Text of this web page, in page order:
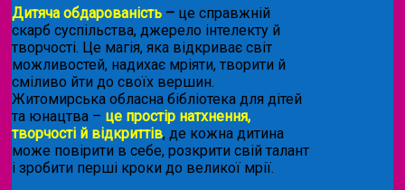
Дитяча обдарованість – це справжній
скарб суспільства, джерело інтелекту й
творчості. Це магія, яка відкриває світ
можливостей, надихає мріяти, творити й
сміливо йти до своїх вершин.
Житомирська обласна бібліотека для дітей
та юнацтва – це простір натхнення,
творчості й відкриттів, де кожна дитина
може повірити в себе, розкрити свій талант
і зробити перші кроки до великої мрії.